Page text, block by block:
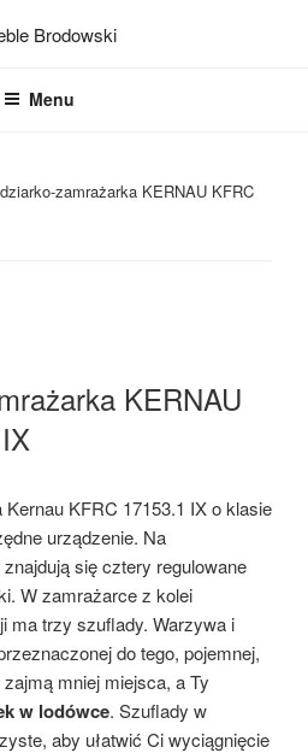
Menu
zamrażarka KERNAU KFRC
KERNAU
KFRC 17153.1 IX o klasie
urządzenie. Na
się cztery regulowane
W zamrażarce z kolei
ma trzy szuflady. Warzywa i
do tego, pojemnej,
mniej miejsca, a Ty
w lodówce. Szuflady w
aby ułatwić Ci wyciągnięcie